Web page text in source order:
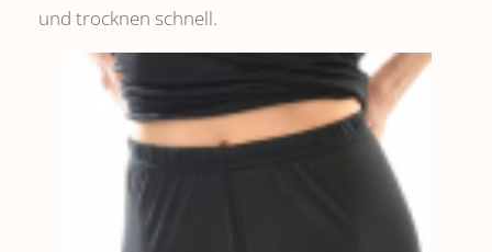
und trocknen schnell.